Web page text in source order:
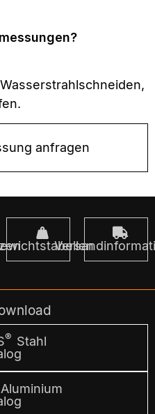
anfragen
® Stahl
Aluminium